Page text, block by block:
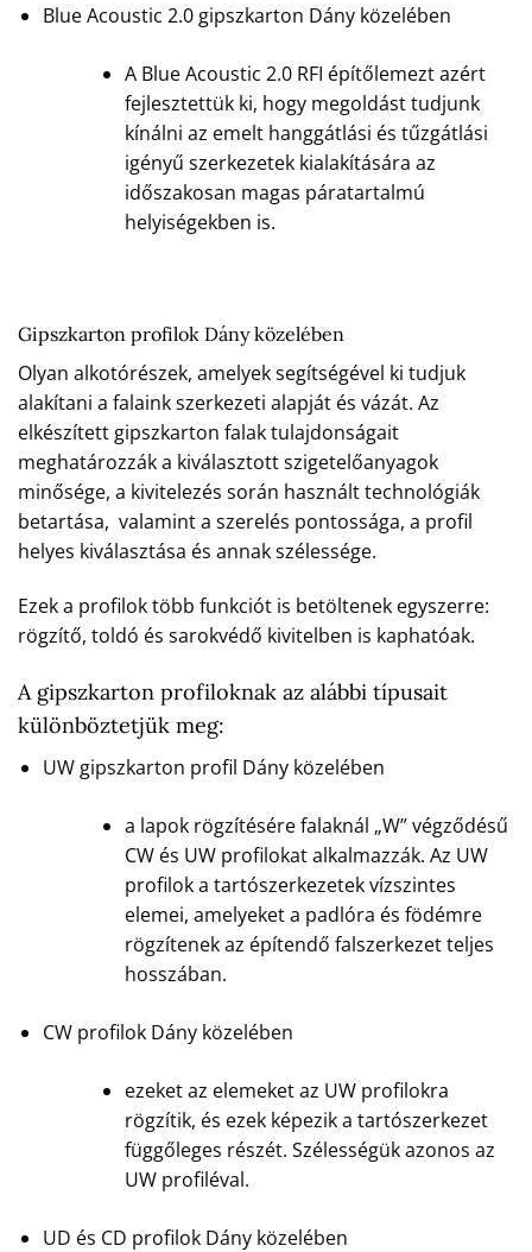
Blue Acoustic 2.0 gipszkarton Dány közelében
A Blue Acoustic 2.0 RFI építőlemezt azért
fejlesztettük ki, hogy megoldást tudjunk
kínálni az emelt hanggátlási és tűzgátlási
igényű szerkezetek kialakítására az
időszakosan magas páratartalmú
helyiségekben is.
Gipszkarton profilok Dány közelében
Olyan alkotórészek, amelyek segítségével ki tudjuk
alakítani a falaink szerkezeti alapját és vázát. Az
elkészített gipszkarton falak tulajdonságait
meghatározzák a kiválasztott szigetelőanyagok
minősége, a kivitelezés során használt technológiák
betartása, valamint a szerelés pontossága, a profil
helyes kiválasztása és annak szélessége.
Ezek a profilok több funkciót is betöltenek egyszerre:
rögzítő, toldó és sarokvédő kivitelben is kaphatóak.
A gipszkarton profiloknak az alábbi típusait
különböztetjük meg:
UW gipszkarton profil Dány közelében
a lapok rögzítésére falaknál „W” végződésű
CW és UW profilokat alkalmazzák. Az UW
profilok a tartószerkezetek vízszintes
elemei, amelyeket a padlóra és födémre
rögzítenek az építendő falszerkezet teljes
hosszában.
CW profilok Dány közelében
ezeket az elemeket az UW profilokra
rögzítik, és ezek képezik a tartószerkezet
függőleges részét. Szélességük azonos az
UW profiléval.
UD és CD profilok Dány közelében